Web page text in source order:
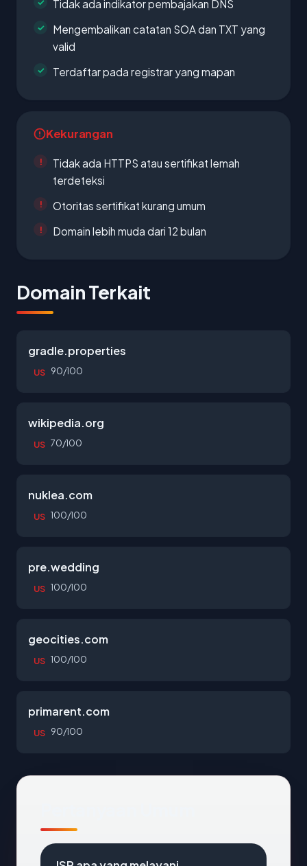
Tidak ada indikator pembajakan DNS
Mengembalikan catatan SOA dan TXT yang
valid
Terdaftar pada registrar yang mapan
Kekurangan
Tidak ada HTTPS atau sertifikat lemah
terdeteksi
Otoritas sertifikat kurang umum
Domain lebih muda dari 12 bulan
Domain Terkait
gradle.properties
US 90/100
wikipedia.org
US 70/100
nuklea.com
US 100/100
pre.wedding
US 100/100
geocities.com
US 100/100
primarent.com
US 90/100